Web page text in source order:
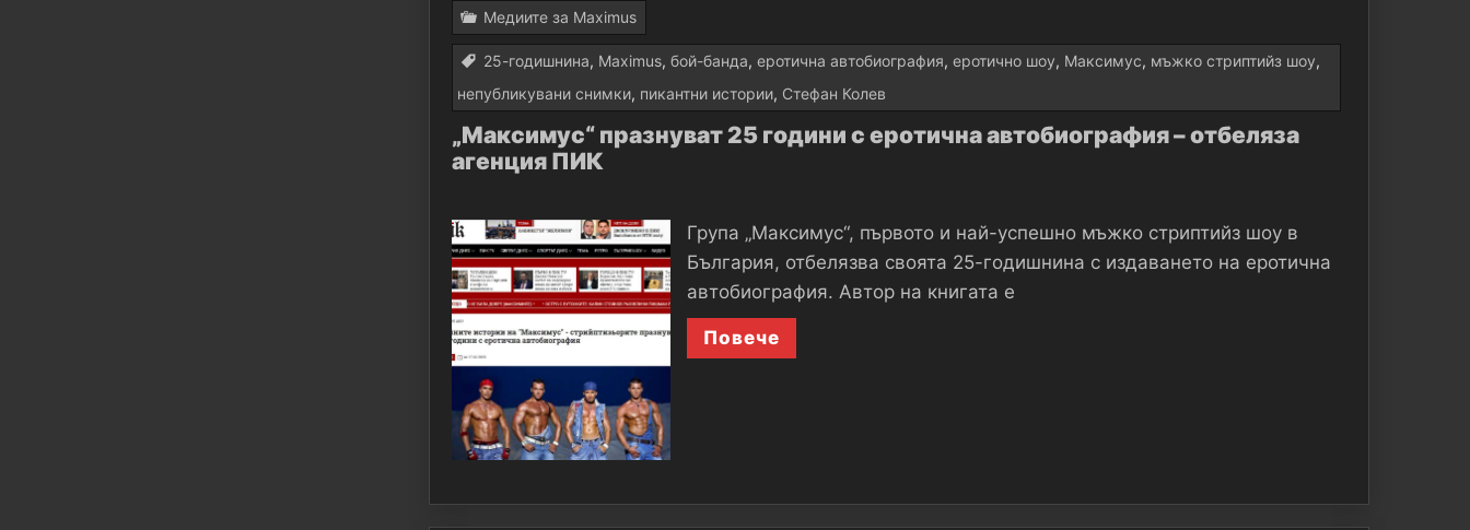
Медиите за Maximus
25-годишнина, Maximus, бой-банда, еротична автобиография, еротично шоу, Максимус, мъжко стриптийз шоу,
непубликувани снимки, пикантни истории, Стефан Колев
„Максимус“ празнуват 25 години с еротична автобиография – отбеляза
агенция ПИК
Група „Максимус“, първото и най-успешно мъжко стриптийз шоу в
България, отбелязва своята 25-годишнина с издаването на еротична
автобиография. Автор на книгата е
Повече